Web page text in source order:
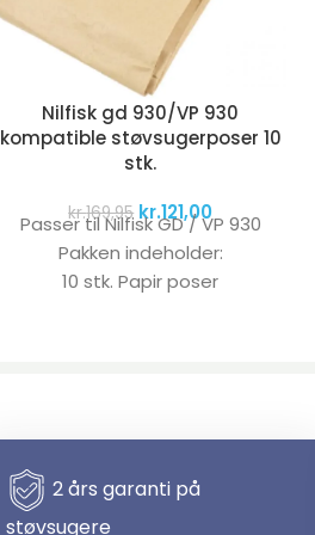
Nilfisk gd 930/VP 930
kompatible støvsugerposer 10
stk.
kr.169,95 kr.121,00
Passer til Nilfisk GD / VP 930
Pakken indeholder:
10 stk. Papir poser
2 års garanti på
støvsugere